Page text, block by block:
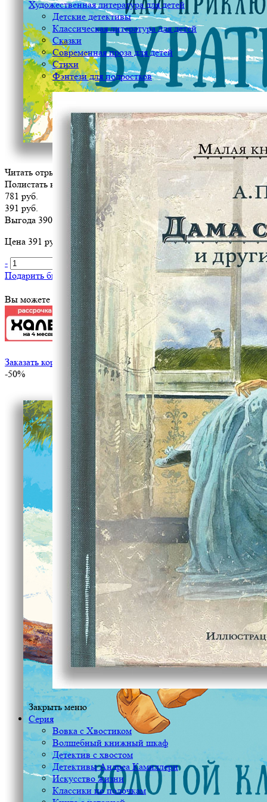
Художественная литература для детей
Детские детективы
Классическая литература для детей
Сказки
Современная проза для детей
Стихи
Фэнтези для подростков
Закрыть меню
Серия
Вовка с Хвостиком
Волшебный книжный шкаф
Детектив с хвостом
Детективы Андреа Камиллери
Искусство жизни
Классики по полочкам
Читать отрывок
Полистать книгу
781 руб.
391 руб.
Выгода 390 руб.
Цена 391 руб. за 1 шт
-
+ В корзину
Подарить библиотеке?
Вы можете оплатить эту книгу картой
Заказать корпоративный тираж
-50%